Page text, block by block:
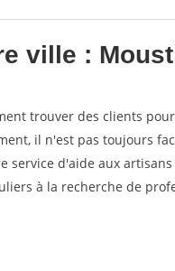
ville :
trouver des clients
il n'est pas toujours
service d'aide aux
à la recherche de